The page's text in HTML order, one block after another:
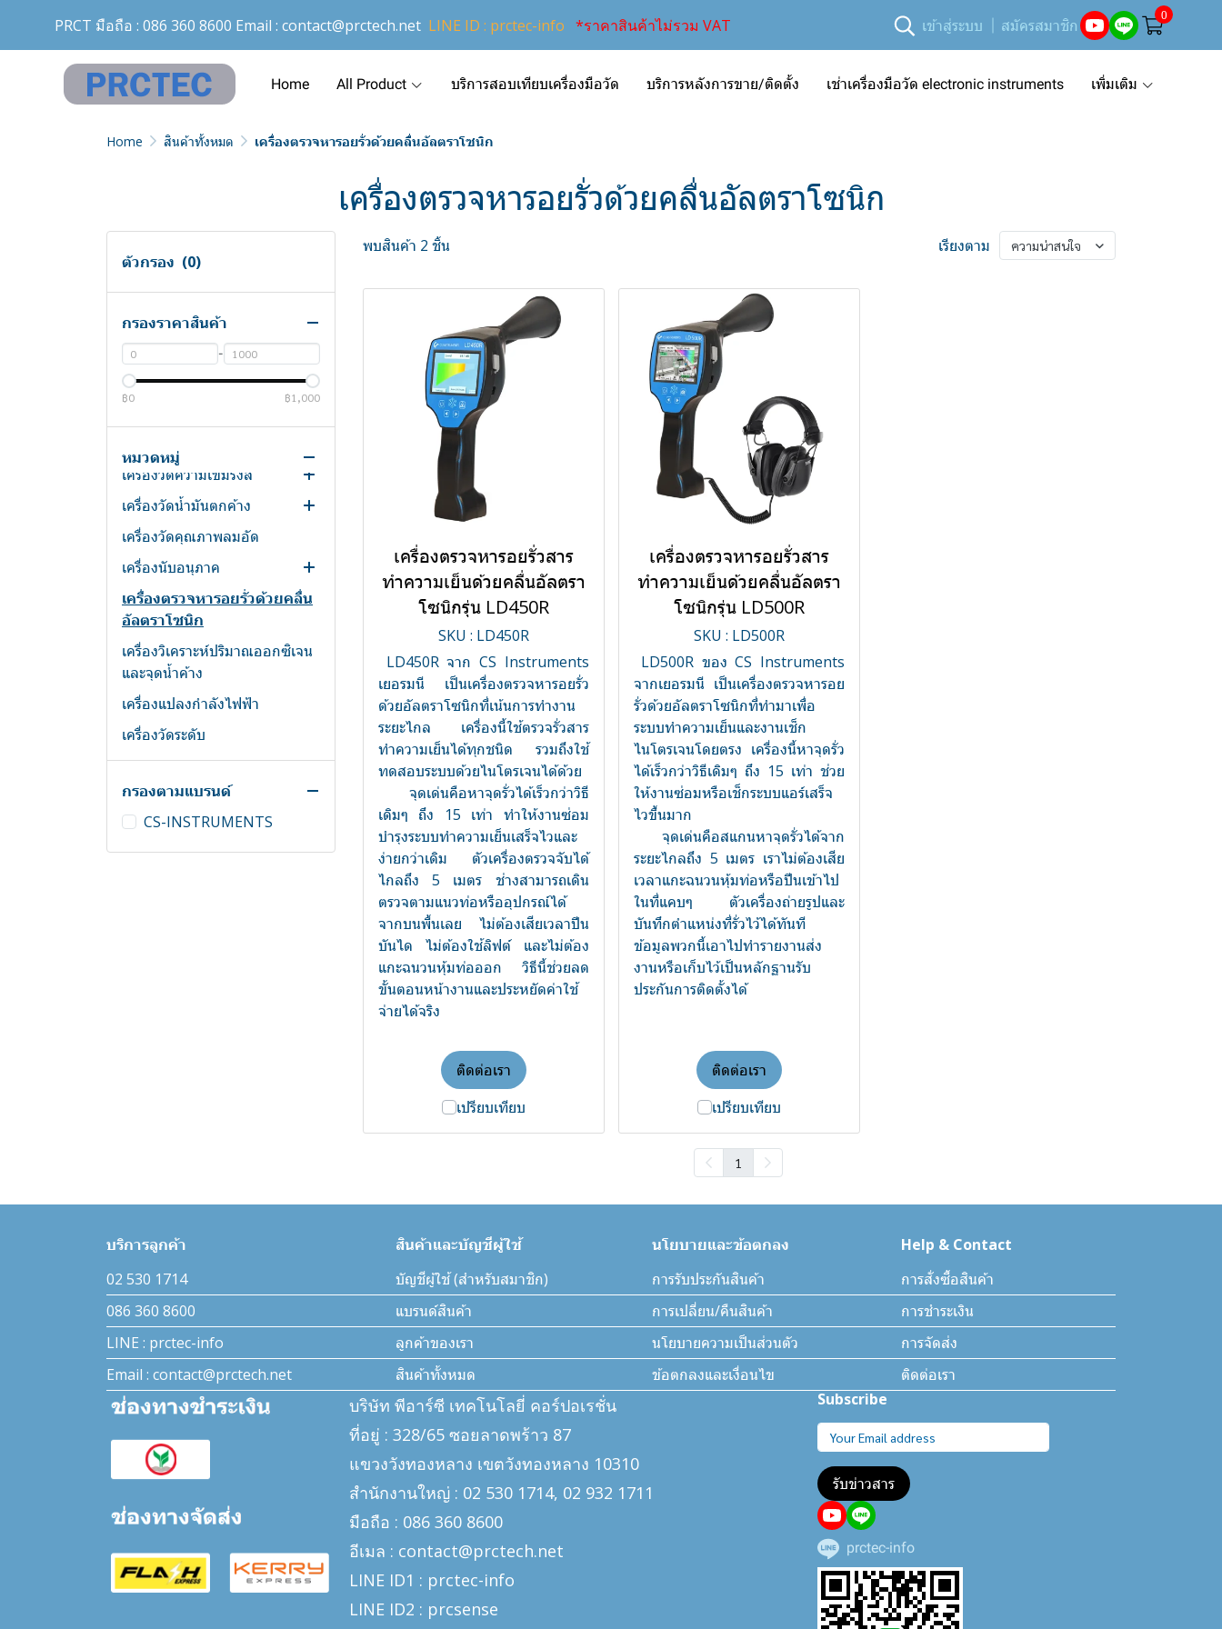
PRCT มือถือ : 086 360 8600 Email : contact@prctech.net LINE ID : prctec-info *ราคาสินค้าไม่รวม VAT เข้าสู่ระบบ สมัครสมาชิก
0
Home All Product บริการสอบเทียบเครื่องมือวัด บริการหลังการขาย/ติดตั้ง เช่าเครื่องมือวัด electronic instruments เพิ่มเติม
Home สินค้าทั้งหมด เครื่องตรวจหารอยรั่วด้วยคลื่นอัลตราโซนิก
เครื่องตรวจหารอยรั่วด้วยคลื่นอัลตราโซนิก
ตัวกรอง (0)
กรองราคาสินค้า
-
฿0 ฿1,000
หมวดหมู่
Sensor
Temperature Guard
Temperature probe
Temperature transmitter
Connecting plugs
Couplers
Crocodile clips - ปากคีบ
จระเข้
Kelvin Programme
KITs
Measuring leads
Plugs
Quick-release terminals
Sockets
Storage
Storage
Test probes and leads
Thread locking/ sealing
Terminal posts
เครื่องวัดและส่งข้อมูลดัชนีรังสี
UV
UV TOCONs
UV Radiometer
UV Sensors
UVB Sensor
TOCONs with customized
spectral responsivity
Galliumphosphide (GaP)
Blue light
VUV (Vacuum UV)
UV-Index (Erythema)
TOCONs for flame and fire
detection
UVI Sensor
Water leak detector - เครื่อง
เครื่องวัดความเข้มรังสี
เครื่องวัดความเข้มรังสี UV
เครื่องวัดน้ำมันตกค้าง
เครื่องวัดน้ำมันตกค้างในระบบ
ลมอัด
เครื่องวัดคุณภาพลมอัด
เครื่องนับอนุภาค
เครื่องนับอนุภาคในระบบลมอัด
เครื่องตรวจหารอยรั่วด้วยคลื่น
อัลตราโซนิก
เครื่องวิเคราะห์ปริมาณออกซิเจน
และจุดน้ำค้าง
เครื่องแปลงกำลังไฟฟ้า
เครื่องวัดระดับ
เครื่องวัดอัตราการไหล
อุปกรณ์วัดความชื้นและอุณหภูมิ
เครื่องวัดอุณหภูมิ
Infrared Thermometer -
เครื่องวัดควมชื้นไม้และวัสดุ
กรองตามแบรนด์
CS-INSTRUMENTS
พบสินค้า 2 ชิ้น เรียงตาม ความน่าสนใจ
เครื่องตรวจหารอยรั่วสาร
ทำความเย็นด้วยคลื่นอัลตรา
โซนิกรุ่น LD450R
SKU : LD450R
LD450R จาก CS Instruments
เยอรมนี เป็นเครื่องตรวจหารอยรั่ว
ด้วยอัลตราโซนิกที่เน้นการทำงาน
ระยะไกล เครื่องนี้ใช้ตรวจรั่วสาร
ทำความเย็นได้ทุกชนิด รวมถึงใช้
ทดสอบระบบด้วยไนโตรเจนได้ด้วย
จุดเด่นคือหาจุดรั่วได้เร็วกว่าวิธี
เดิมๆ ถึง 15 เท่า ทำให้งานซ่อม
บำรุงระบบทำความเย็นเสร็จไวและ
ง่ายกว่าเดิม ตัวเครื่องตรวจจับได้
ไกลถึง 5 เมตร ช่างสามารถเดิน
ตรวจตามแนวท่อหรืออุปกรณ์ได้
จากบนพื้นเลย ไม่ต้องเสียเวลาปีน
บันได ไม่ต้องใช้ลิฟต์ และไม่ต้อง
แกะฉนวนหุ้มท่อออก วิธีนี้ช่วยลด
ขั้นตอนหน้างานและประหยัดค่าใช้
จ่ายได้จริง
ติดต่อเรา
เปรียบเทียบ
เครื่องตรวจหารอยรั่วสาร
ทำความเย็นด้วยคลื่นอัลตรา
โซนิกรุ่น LD500R
SKU : LD500R
LD500R ของ CS Instruments
จากเยอรมนี เป็นเครื่องตรวจหารอย
รั่วด้วยอัลตราโซนิกที่ทำมาเพื่อ
ระบบทำความเย็นและงานเช็ก
ไนโตรเจนโดยตรง เครื่องนี้หาจุดรั่ว
ได้เร็วกว่าวิธีเดิมๆ ถึง 15 เท่า ช่วย
ให้งานซ่อมหรือเช็กระบบแอร์เสร็จ
ไวขึ้นมาก
จุดเด่นคือสแกนหาจุดรั่วได้จาก
ระยะไกลถึง 5 เมตร เราไม่ต้องเสีย
เวลาแกะฉนวนหุ้มท่อหรือปีนเข้าไป
ในที่แคบๆ ตัวเครื่องถ่ายรูปและ
บันทึกตำแหน่งที่รั่วไว้ได้ทันที
ข้อมูลพวกนี้เอาไปทำรายงานส่ง
งานหรือเก็บไว้เป็นหลักฐานรับ
ประกันการติดตั้งได้
ติดต่อเรา
เปรียบเทียบ
1
บริการลูกค้า
02 530 1714
086 360 8600
LINE : prctec-info
Email : contact@prctech.net
สินค้าและบัญชีผู้ใช้
บัญชีผู้ใช้ (สำหรับสมาชิก)
แบรนด์สินค้า
ลูกค้าของเรา
สินค้าทั้งหมด
นโยบายและข้อตกลง
การรับประกันสินค้า
การเปลี่ยน/คืนสินค้า
นโยบายความเป็นส่วนตัว
ข้อตกลงและเงื่อนไข
Help & Contact
การสั่งซื้อสินค้า
การชำระเงิน
การจัดส่ง
ติดต่อเรา
บริษัท พีอาร์ซี เทคโนโลยี่ คอร์ปอเรชั่น
ที่อยู่ : 328/65 ซอยลาดพร้าว 87
แขวงวังทองหลาง เขตวังทองหลาง 10310
สำนักงานใหญ่ : 02 530 1714, 02 932 1711
มือถือ : 086 360 8600
อีเมล : contact@prctech.net
LINE ID1 : prctec-info
LINE ID2 : prcsense
Subscribe
รับข่าวสาร
prctec-info